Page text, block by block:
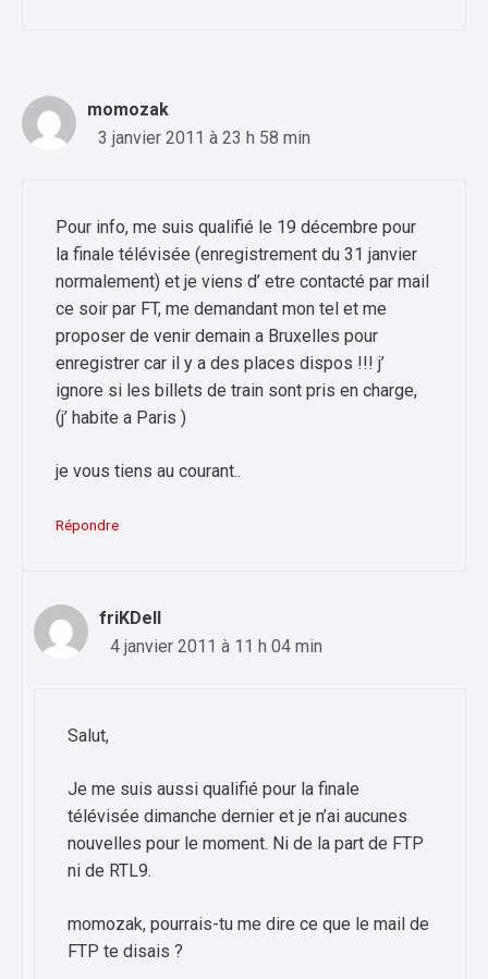
momozak
3 janvier 2011 à 23 h 58 min
Pour info, me suis qualifié le 19 décembre pour
la finale télévisée (enregistrement du 31 janvier
normalement) et je viens d’ etre contacté par mail
ce soir par FT, me demandant mon tel et me
proposer de venir demain a Bruxelles pour
enregistrer car il y a des places dispos !!! j’
ignore si les billets de train sont pris en charge,
(j’ habite a Paris )
je vous tiens au courant..
Répondre
friKDell
4 janvier 2011 à 11 h 04 min
Salut,
Je me suis aussi qualifié pour la finale
télévisée dimanche dernier et je n’ai aucunes
nouvelles pour le moment. Ni de la part de FTP
ni de RTL9.
momozak, pourrais-tu me dire ce que le mail de
FTP te disais ?